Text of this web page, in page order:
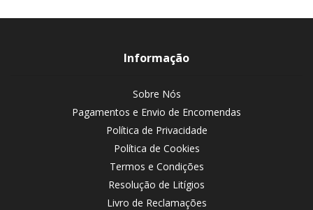
Informação
Sobre Nós
Pagamentos e Envio de Encomendas
Política de Privacidade
Política de Cookies
Termos e Condições
Resolução de Litígios
Livro de Reclamações